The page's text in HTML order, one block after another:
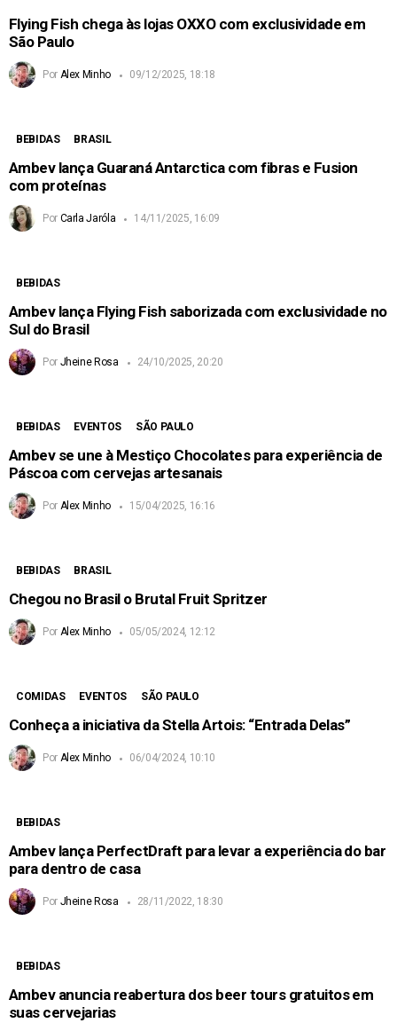
Flying Fish chega às lojas OXXO com exclusividade em
São Paulo
Por Alex Minho 09/12/2025, 18:18
BEBIDAS BRASIL
Ambev lança Guaraná Antarctica com fibras e Fusion
com proteínas
Por Carla Jaróla 14/11/2025, 16:09
BEBIDAS
Ambev lança Flying Fish saborizada com exclusividade no
Sul do Brasil
Por Jheine Rosa 24/10/2025, 20:20
BEBIDAS EVENTOS SÃO PAULO
Ambev se une à Mestiço Chocolates para experiência de
Páscoa com cervejas artesanais
Por Alex Minho 15/04/2025, 16:16
BEBIDAS BRASIL
Chegou no Brasil o Brutal Fruit Spritzer
Por Alex Minho 05/05/2024, 12:12
COMIDAS EVENTOS SÃO PAULO
Conheça a iniciativa da Stella Artois: “Entrada Delas”
Por Alex Minho 06/04/2024, 10:10
BEBIDAS
Ambev lança PerfectDraft para levar a experiência do bar
para dentro de casa
Por Jheine Rosa 28/11/2022, 18:30
BEBIDAS
Ambev anuncia reabertura dos beer tours gratuitos em
suas cervejarias